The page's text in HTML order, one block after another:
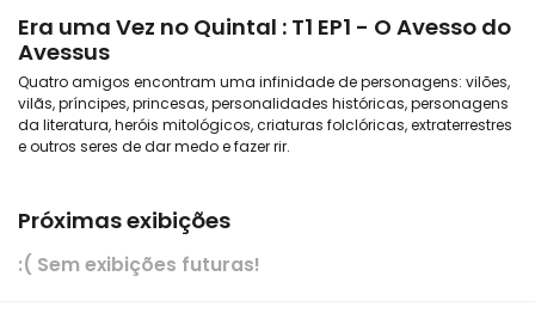
Era uma Vez no Quintal : T1 EP1 - O Avesso do
Avessus
Quatro amigos encontram uma infinidade de personagens: vilões,
vilãs, príncipes, princesas, personalidades históricas, personagens
da literatura, heróis mitológicos, criaturas folclóricas, extraterrestres
e outros seres de dar medo e fazer rir.
Próximas exibições
:( Sem exibições futuras!